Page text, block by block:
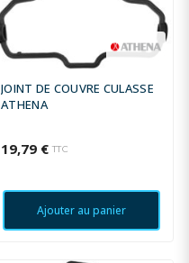
JOINT DE COUVRE CULASSE
ATHENA
19,79 € TTC
Ajouter au panier